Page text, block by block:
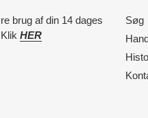
brug af din 14 dages
HER
Søg